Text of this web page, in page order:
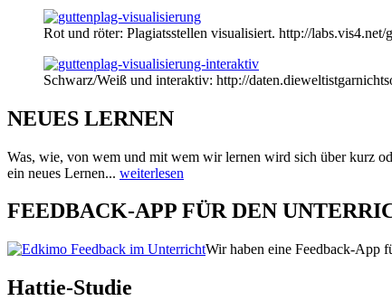
Rot und röter: Plagiatsstellen visualisiert. http://labs.vis4.net/
Schwarz/Weiß und interaktiv: http://
NEUES LERNEN
Was, wie, von wem und mit wem wir lernen wird sich über kurz
ein neues Lernen... weiterlesen
FEEDBACK-APP FÜR DEN
Wir haben eine Feedback-App
Hattie-Studie